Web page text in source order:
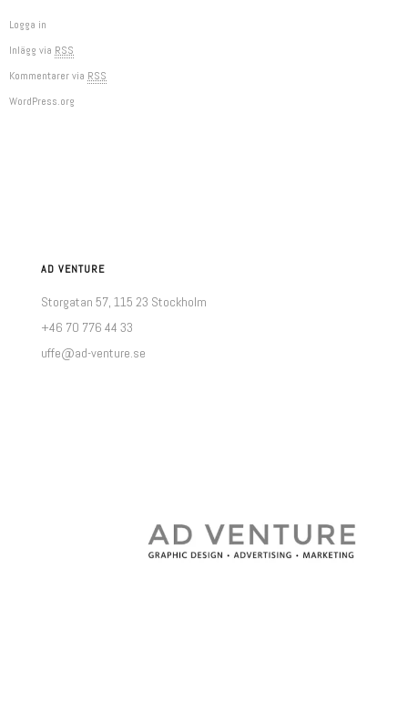
Logga in
Inlägg via RSS
Kommentarer via RSS
WordPress.org
AD VENTURE
Storgatan 57, 115 23 Stockholm
+46 70 776 44 33
uffe@ad-venture.se